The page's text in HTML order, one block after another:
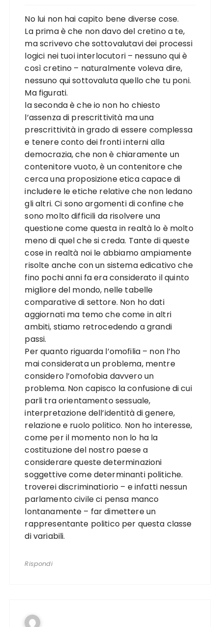
No lui non hai capito bene diverse cose.
La prima è che non davo del cretino a te,
ma scrivevo che sottovalutavi dei processi
logici nei tuoi interlocutori – nessuno qui è
così cretino – naturalmente voleva dire,
nessuno qui sottovaluta quello che tu poni.
Ma figurati.
la seconda è che io non ho chiesto
l’assenza di prescrittività ma una
prescrittività in grado di essere complessa
e tenere conto dei fronti interni alla
democrazia, che non è chiaramente un
contenitore vuoto, è un contenitore che
cerca una proposizione etica capace di
includere le etiche relative che non ledano
gli altri. Ci sono argomenti di confine che
sono molto difficili da risolvere una
questione come questa in realtà lo è molto
meno di quel che si creda. Tante di queste
cose in realtà noi le abbiamo ampiamente
risolte anche con un sistema edicativo che
fino pochi anni fa era considerato il quinto
migliore del mondo, nelle tabelle
comparative di settore. Non ho dati
aggiornati ma temo che come in altri
ambiti, stiamo retrocedendo a grandi
passi.
Per quanto riguarda l’omofilia – non l’ho
mai considerata un problema, mentre
considero l’omofobia davvero un
problema. Non capisco la confusione di cui
parli tra orientamento sessuale,
interpretazione dell’identità di genere,
relazione e ruolo politico. Non ho interesse,
come per il momento non lo ha la
costituzione del nostro paese a
considerare queste determinazioni
soggettive come determinanti politiche.
troverei discriminatiorio – e infatti nessun
parlamento civile ci pensa manco
lontanamente – far dimettere un
rappresentante politico per questa classe
di variabili.
Rispondi